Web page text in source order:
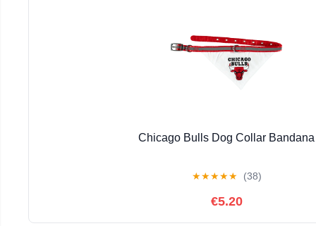
Chicago Bulls Dog Collar Bandana
★★★★★ (38)
€5.20